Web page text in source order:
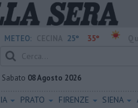
METEO: 25° 35°
Sabato 08 Agosto 2026
PRATO FIRENZE SIENA